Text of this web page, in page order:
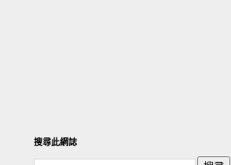
搜尋此網誌